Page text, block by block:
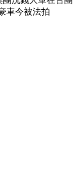
車今被法拍